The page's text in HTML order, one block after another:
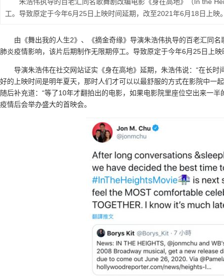
工。导致原定于今年6月25日上映时间延期，改至2021年6月18日上映
由《舞出我的人生2》、《摘金奇缘》导演朱浩伟执导的百老汇同
肺炎疫情影响，该片后期制作无限期停工。导致原定于今年6月25日上
导演朱浩伟在社交网站证实《身在高地》延期，朱浩伟说：“在长
好的上映时间是明年夏天，那时人们才可以以最舒服的方式在影院中一
随后补充道：“等了10年才翻拍出的电影，如果电影院里座位空出来一
疫情后会举办盛大的首映会。